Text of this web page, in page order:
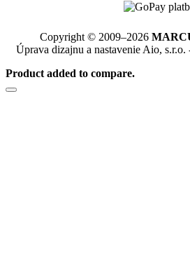
Copyright © 2009–2026
Úprava dizajnu a nastavenie Aio, s.r.o.
Product added to compare.